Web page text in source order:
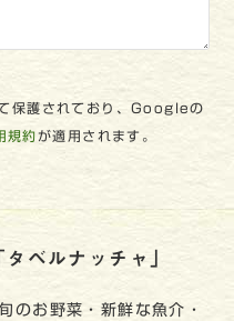
保護されており、Googleの
規約が適用されます。
ベルナッチャ」
のお野菜・新鮮な魚介・